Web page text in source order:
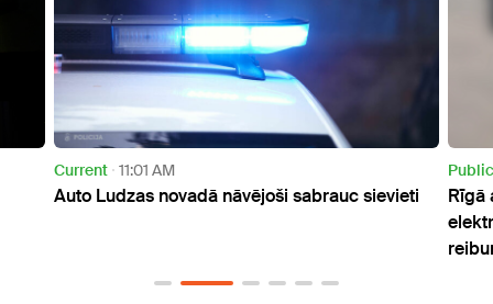
sievieti
Public
Rīgā agresīvs vīrietis braucis pa ielu ar
elektrisko ratiņkrēslu vairāk nekā 5